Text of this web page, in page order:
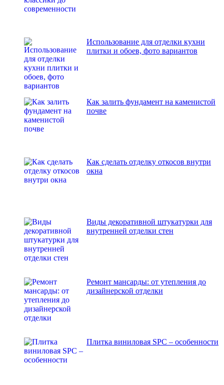
Использование для отделки кухни
плитки и обоев, фото вариантов
Как залить фундамент на каменистой
почве
Как сделать отделку откосов внутри
окна
Виды декоративной штукатурки для
внутренней отделки стен
Ремонт мансарды: от утепления до
дизайнерской отделки
Плитка виниловая SPC – особенности